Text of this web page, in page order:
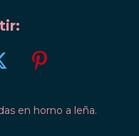
en horno a leña.